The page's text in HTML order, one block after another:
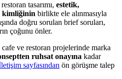
tasarımı, estetik,
kimliğinin birlikte ele alınmasıyla
doğru sorulan brief soruları,
çoğunu önler.
ve restoran projelerinde marka
ruhsat onayına kadar
sayfasından ön görüşme talep